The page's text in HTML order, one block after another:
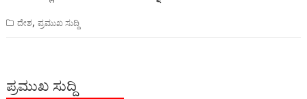
ದೇಶ,ಪ್ರಮುಖ ಸುದ್ದಿ
ಪ್ರಮುಖ ಸುದ್ದಿ